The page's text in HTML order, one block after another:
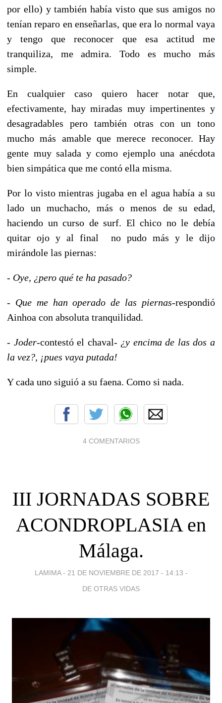
por ello) y también había visto que sus amigos no
tenían reparo en enseñarlas, que era lo normal vaya
y tengo que reconocer que esa actitud me
tranquiliza, me admira. Todo es mucho más
simple.
En cualquier caso quiero hacer notar que,
efectivamente, hay miradas muy impertinentes y
desagradables pero también otras con un tono
mucho más amable que merece reconocer. Hay
gente muy salada y como ejemplo una anécdota
bien simpática que me contó ella misma.
Por lo visto mientras jugaba en el agua había a su
lado un muchacho, más o menos de su edad,
haciendo un curso de surf. El chico no le debía
quitar ojo y al final no pudo más y le dijo
mirándole las piernas:
- Oye, ¿pero qué te ha pasado?
- Que me han operado de las piernas-respondió
Ainhoa con absoluta tranquilidad.
- Joder-contestó el chaval- ¿y encima de las dos a
la vez?, ¡pues vaya putada!
Y cada uno siguió a su faena. Como si nada.
4 COMENTARIOS
III JORNADAS SOBRE
ACONDROPLASIA en
Málaga.
LAMIMA - 21 DE NOVIEMBRE DE 2017 - 14:13 -
DE OTRAS VIDAS